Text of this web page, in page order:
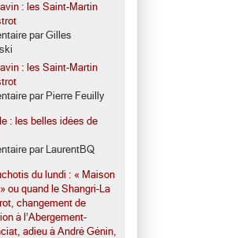
: les Saint-Martin
par Gilles
: les Saint-Martin
par Pierre Feuilly
: les belles idées de
par LaurentBQ
du lundi : « Maison
ou quand le Shangri-La
changement de
à l’Abergement-
adieu à André Génin,